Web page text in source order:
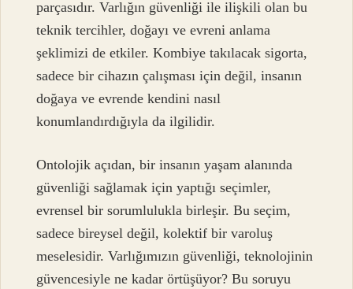
parçasıdır. Varlığın güvenliği ile ilişkili olan bu
teknik tercihler, doğayı ve evreni anlama
şeklimizi de etkiler. Kombiye takılacak sigorta,
sadece bir cihazın çalışması için değil, insanın
doğaya ve evrende kendini nasıl
konumlandırdığıyla da ilgilidir.
Ontolojik açıdan, bir insanın yaşam alanında
güvenliği sağlamak için yaptığı seçimler,
evrensel bir sorumlulukla birleşir. Bu seçim,
sadece bireysel değil, kolektif bir varoluş
meselesidir. Varlığımızın güvenliği, teknolojinin
güvencesiyle ne kadar örtüşüyor? Bu soruyu